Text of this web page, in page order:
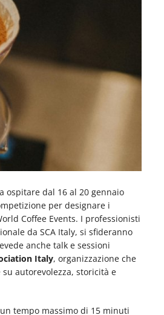
ospitare dal 16 al 20 gennaio
per designare i
Coffee Events. I professionisti
da SCA Italy, si sfideranno
anche talk e sessioni
Italy, organizzazione che
autorevolezza, storicità e
tempo massimo di 15 minuti